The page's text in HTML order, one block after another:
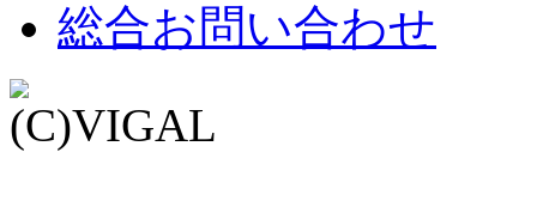
総合お問い合わせ